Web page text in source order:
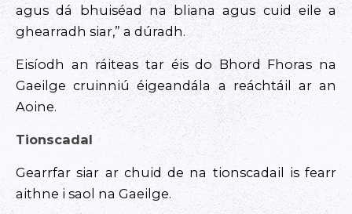
agus dá bhuiséad na bliana agus cuid eile a
ghearradh siar,” a dúradh.
Eisíodh an ráiteas tar éis do Bhord Fhoras na
Gaeilge cruinniú éigeandála a reáchtáil ar an
Aoine.
Tionscadal
Gearrfar siar ar chuid de na tionscadail is fearr
aithne i saol na Gaeilge.